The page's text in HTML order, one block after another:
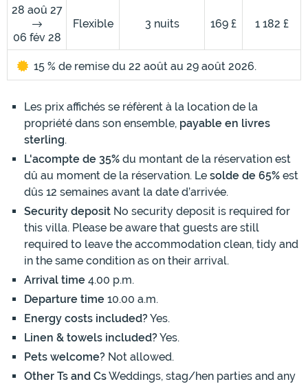
28 aoû 27
06 fév 28
Flexible 3 nuits 169 £ 1 182 £
15 % de remise du 22 août au 29 août 2026.
Les prix affichés se réfèrent à la location de la
propriété dans son ensemble, payable en livres
sterling.
L'acompte de 35% du montant de la réservation est
dû au moment de la réservation. Le solde de 65% est
dûs 12 semaines avant la date d’arrivée.
Security deposit No security deposit is required for
this villa. Please be aware that guests are still
required to leave the accommodation clean, tidy and
in the same condition as on their arrival.
Arrival time 4.00 p.m.
Departure time 10.00 a.m.
Energy costs included?Yes.
Linen & towels included?Yes.
Pets welcome? Not allowed.
Other Ts and CsWeddings, stag/hen parties and any